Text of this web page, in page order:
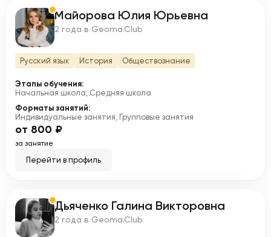
М Майорова Юлия Юрьевна
2 года в Geoma.Club
Русский язык История Обществознание
Этапы обучения:
Начальная школа, Средняя школа
Форматы занятий:
Индивидуальные занятия, Групповые занятия
от 800 ₽
за занятие
Перейти в профиль
Д Дьяченко Галина Викторовна
2 года в Geoma.Club